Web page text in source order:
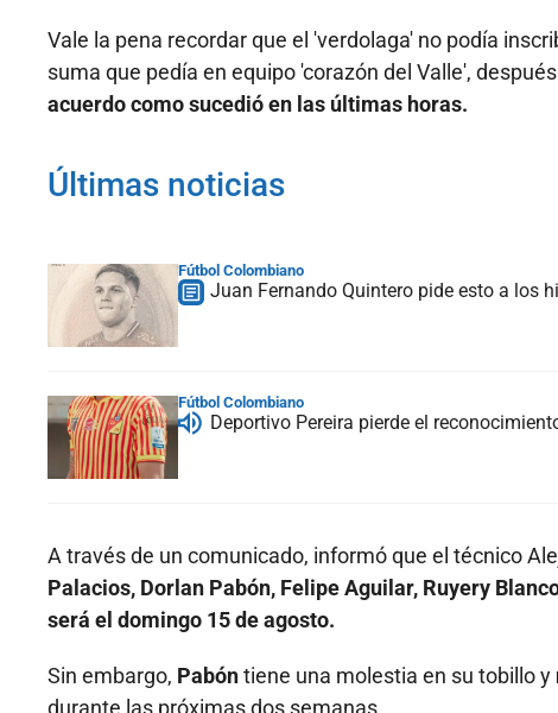
Vale la pena recordar que el 'verdolaga' no podía
suma que pedía en equipo 'corazón del Valle',
acuerdo como sucedió en las últimas horas.
Últimas noticias
Fútbol Colombiano
Juan Fernando Quintero pide esto a los
Fútbol Colombiano
Deportivo Pereira pierde el
A través de un comunicado, informó que el técnico
Palacios, Dorlan Pabón, Felipe Aguilar, Ruyery
será el domingo 15 de agosto.
Sin embargo, Pabóntiene una molestia en su tobillo y
durante las próximas dos semanas.